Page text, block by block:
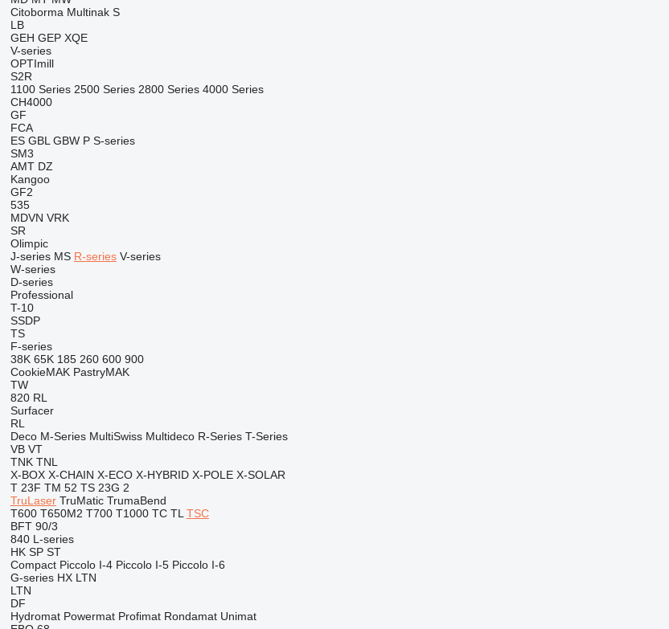
Citoborma Multinak S
LB
GEH GEP XQE
V-series
OPTImill
S2R
1100 Series 2500 Series 2800 Series 4000 Series
CH4000
GF
FCA
ES GBL GBW P S-series
SM3
AMT DZ
Kangoo
GF2
535
MDVN VRK
SR
Olimpic
J-series MS R-series V-series
W-series
D-series
Professional
T-10
SSDP
TS
F-series
38K 65K 185 260 600 900
CookieMAK PastryMAK
TW
820 RL
Surfacer
RL
Deco M-Series MultiSwiss Multideco R-Series T-Series
VB VT
TNK TNL
X-BOX X-CHAIN X-ECO X-HYBRID X-POLE X-SOLAR
T 23F TM 52 TS 23G 2
TruLaser TruMatic TrumaBend
T600 T650M2 T700 T1000 TC TL TSC
BFT 90/3
840 L-series
HK SP ST
Compact Piccolo I-4 Piccolo I-5 Piccolo I-6
G-series HX LTN
LTN
DF
Hydromat Powermat Profimat Rondamat Unimat